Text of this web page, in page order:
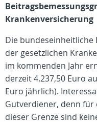
Krankenversicherung
Die bundeseinheitliche
der gesetzlichen
im kommenden Jahr
derzeit 4.237,50 Euro
Euro jährlich).
Gutverdiener, denn
dieser Grenze sind